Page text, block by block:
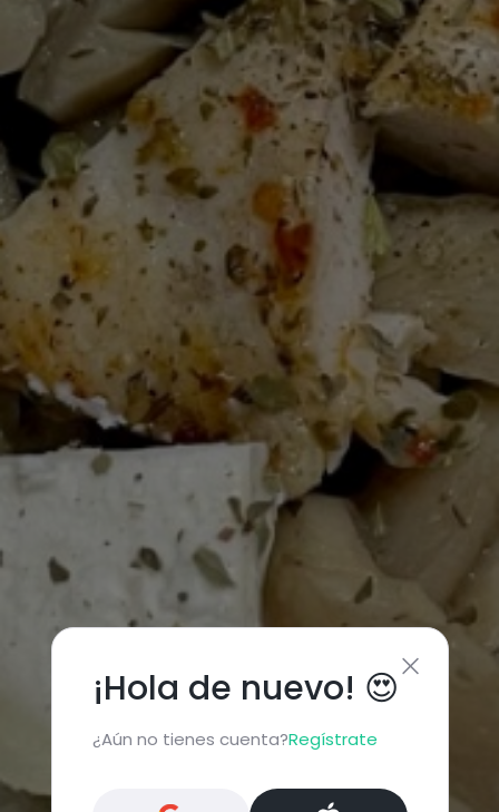
¡Hola de nuevo! 😍
¿Aún no tienes cuenta?Regístrate